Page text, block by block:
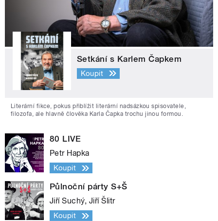
Setkání s Karlem Čapkem
Koupit
Literární fikce, pokus přiblížit literární nadsázkou spisovatele,
filozofa, ale hlavně člověka Karla Čapka trochu jinou formou.
80 LIVE
Petr Hapka
Koupit
Půlnoční párty S+Š
Jiří Suchý, Jiří Šlitr
Koupit